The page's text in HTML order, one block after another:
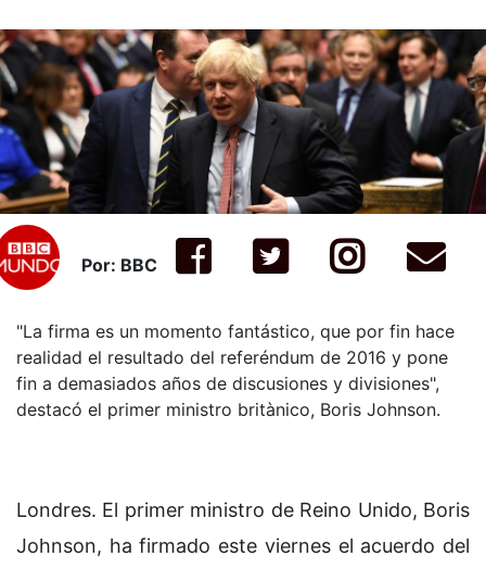
Por: BBC
"La firma es un momento fantástico, que por fin hace
realidad el resultado del referéndum de 2016 y pone
fin a demasiados años de discusiones y divisiones",
destacó el primer ministro britànico, Boris Johnson.
Londres. El primer ministro de Reino Unido, Boris
Johnson, ha firmado este viernes el acuerdo del